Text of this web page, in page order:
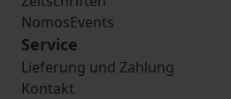
NomosEvents
Service
Lieferung und Zahlung
Kontakt